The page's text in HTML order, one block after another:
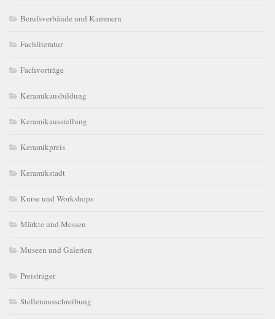
Berufsverbände und Kammern
Fachliteratur
Fachvorträge
Keramikausbildung
Keramikausstellung
Keramikpreis
Keramikstadt
Kurse und Workshops
Märkte und Messen
Museen und Galerien
Preisträger
Stellenausschreibung